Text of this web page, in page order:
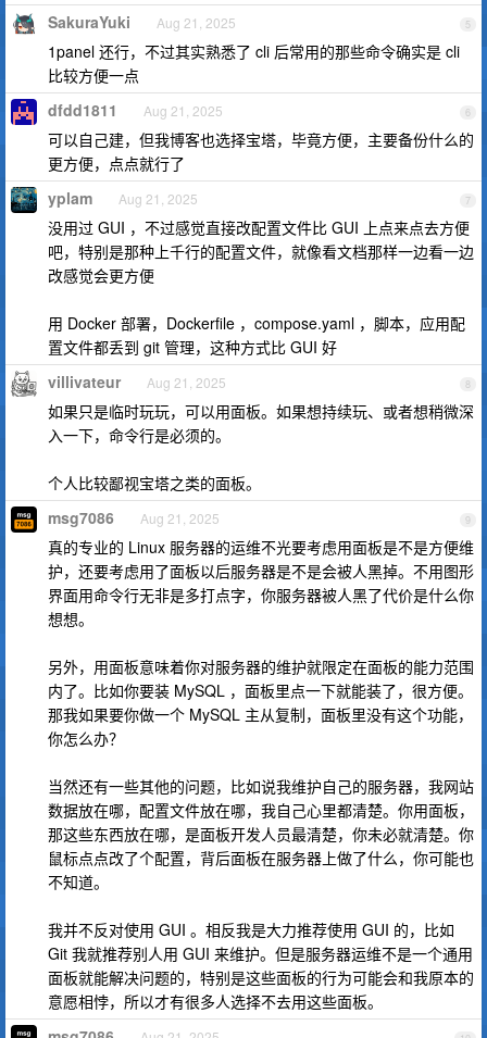
5
SakuraYuki Aug 21, 2025
1panel 还行，不过其实熟悉了 cli 后常用的那些命令确实是 cli
比较方便一点
6
dfdd1811 Aug 21, 2025
可以自己建，但我博客也选择宝塔，毕竟方便，主要备份什么的
更方便，点点就行了
7
yplam Aug 21, 2025
没用过 GUI ，不过感觉直接改配置文件比 GUI 上点来点去方便
吧，特别是那种上千行的配置文件，就像看文档那样一边看一边
改感觉会更方便
用 Docker 部署，Dockerfile ，compose.yaml ，脚本，应用配
置文件都丢到 git 管理，这种方式比 GUI 好
8
villivateur Aug 21, 2025
如果只是临时玩玩，可以用面板。如果想持续玩、或者想稍微深
入一下，命令行是必须的。
个人比较鄙视宝塔之类的面板。
9
msg7086 Aug 21, 2025
真的专业的 Linux 服务器的运维不光要考虑用面板是不是方便维
护，还要考虑用了面板以后服务器是不是会被人黑掉。不用图形
界面用命令行无非是多打点字，你服务器被人黑了代价是什么你
想想。
另外，用面板意味着你对服务器的维护就限定在面板的能力范围
内了。比如你要装 MySQL ，面板里点一下就能装了，很方便。
那我如果要你做一个 MySQL 主从复制，面板里没有这个功能，
你怎么办？
当然还有一些其他的问题，比如说我维护自己的服务器，我网站
数据放在哪，配置文件放在哪，我自己心里都清楚。你用面板，
那这些东西放在哪，是面板开发人员最清楚，你未必就清楚。你
鼠标点点改了个配置，背后面板在服务器上做了什么，你可能也
不知道。
我并不反对使用 GUI 。相反我是大力推荐使用 GUI 的，比如
Git 我就推荐别人用 GUI 来维护。但是服务器运维不是一个通用
面板就能解决问题的，特别是这些面板的行为可能会和我原本的
意愿相悖，所以才有很多人选择不去用这些面板。